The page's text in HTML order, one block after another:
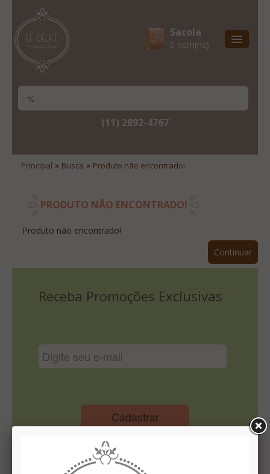
Sacola
0 item(ns)
Natal & 2017
Lista De Desejos
Minha Conta
Site Institucional
Lista De Desejos
(11) 2892-4767
Principal » Busca » Produto não encontrado!
PRODUTO NÃO ENCONTRADO!
Produto não encontrado!
Continuar
Receba Promoções Exclusivas
Cadastrar